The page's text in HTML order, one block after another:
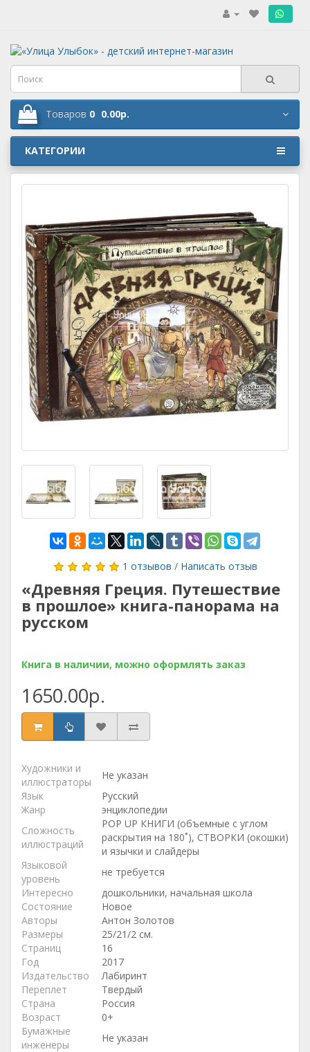
Товаров 0 0.00р.
КАТЕГОРИИ
1 отзывов / Написать отзыв
«Древняя Греция. Путешествие
в прошлое» книга-панорама на
русском
Книга в наличии, можно оформлять заказ
1650.00р.
Художники и
иллюстраторы
Не указан
Язык
Русский
Жанр
энциклопедии
Сложность
иллюстраций
POP UP КНИГИ (объемные с углом
раскрытия на 180˚), СТВОРКИ (окошки)
и язычки и слайдеры
Языковой
уровень
не требуется
Интересно
дошкольники, начальная школа
Состояние
Новое
Авторы
Антон Золотов
Размеры
25/21/2 см.
Страниц
16
Год
2017
Издательство
Лабиринт
Переплет
Твердый
Страна
Россия
Возраст
0+
Бумажные
инженеры
Не указан